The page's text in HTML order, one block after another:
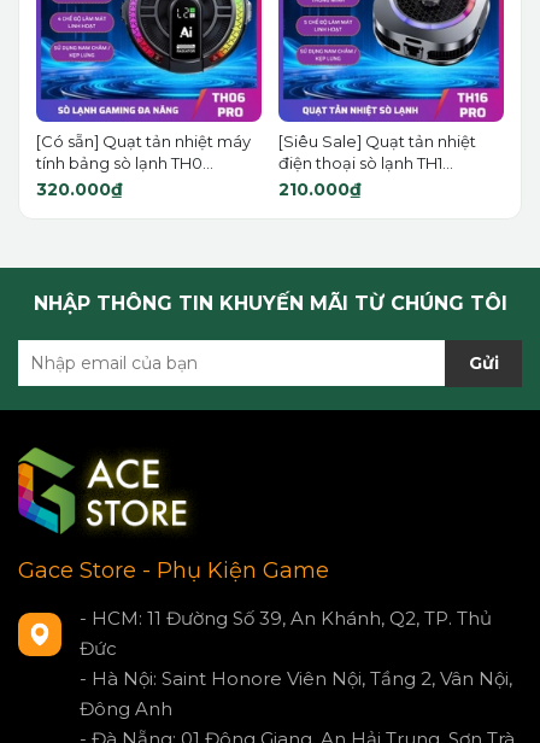
[Có sẵn] Quạt tản nhiệt máy
tính bảng sò lạnh TH0...
320.000₫
[Siêu Sale] Quạt tản nhiệt
điện thoại sò lạnh TH1...
210.000₫
NHẬP THÔNG TIN KHUYẾN MÃI TỪ CHÚNG TÔI
Gửi
Gace Store - Phụ Kiện Game
- HCM: 11 Đường Số 39, An Khánh, Q2, TP. Thủ
Đức
- Hà Nội: Saint Honore Viên Nội, Tầng 2, Vân Nội,
Đông Anh
- Đà Nẵng: 01 Đông Giang, An Hải Trung, Sơn Trà